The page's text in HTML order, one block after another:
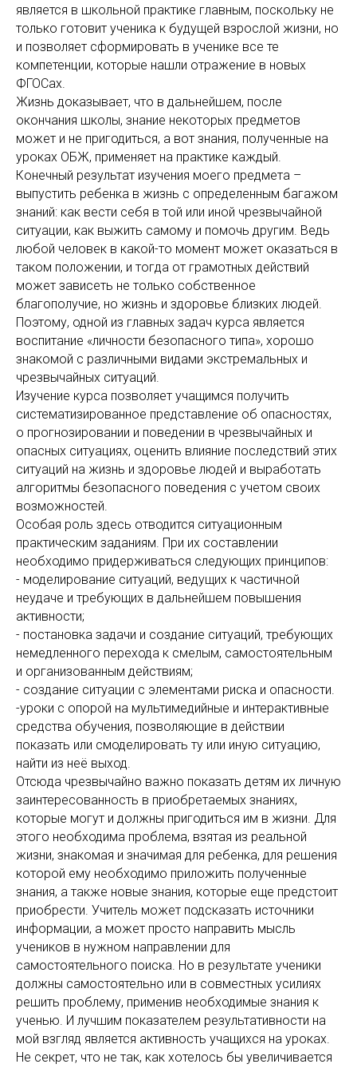
является в школьной практике главным, поскольку не
только готовит ученика к будущей взрослой жизни, но
и позволяет сформировать в ученике все те
компетенции, которые нашли отражение в новых
ФГОСах.
Жизнь доказывает, что в дальнейшем, после
окончания школы, знание некоторых предметов
может и не пригодиться, а вот знания, полученные на
уроках ОБЖ, применяет на практике каждый.
Конечный результат изучения моего предмета –
выпустить ребенка в жизнь с определенным багажом
знаний: как вести себя в той или иной чрезвычайной
ситуации, как выжить самому и помочь другим. Ведь
любой человек в какой-то момент может оказаться в
таком положении, и тогда от грамотных действий
может зависеть не только собственное
благополучие, но жизнь и здоровье близких людей.
Поэтому, одной из главных задач курса является
воспитание «личности безопасного типа», хорошо
знакомой с различными видами экстремальных и
чрезвычайных ситуаций.
Изучение курса позволяет учащимся получить
систематизированное представление об опасностях,
о прогнозировании и поведении в чрезвычайных и
опасных ситуациях, оценить влияние последствий этих
ситуаций на жизнь и здоровье людей и выработать
алгоритмы безопасного поведения с учетом своих
возможностей.
Особая роль здесь отводится ситуационным
практическим заданиям. При их составлении
необходимо придерживаться следующих принципов:
- моделирование ситуаций, ведущих к частичной
неудаче и требующих в дальнейшем повышения
активности;
- постановка задачи и создание ситуаций, требующих
немедленного перехода к смелым, самостоятельным
и организованным действиям;
- создание ситуации с элементами риска и опасности.
-уроки с опорой на мультимедийные и интерактивные
средства обучения, позволяющие в действии
показать или смоделировать ту или иную ситуацию,
найти из неё выход.
Отсюда чрезвычайно важно показать детям их личную
заинтересованность в приобретаемых знаниях,
которые могут и должны пригодиться им в жизни. Для
этого необходима проблема, взятая из реальной
жизни, знакомая и значимая для ребенка, для решения
которой ему необходимо приложить полученные
знания, а также новые знания, которые еще предстоит
приобрести. Учитель может подсказать источники
информации, а может просто направить мысль
учеников в нужном направлении для
самостоятельного поиска. Но в результате ученики
должны самостоятельно или в совместных усилиях
решить проблему, применив необходимые знания к
ученью. И лучшим показателем результативности на
мой взгляд является активность учащихся на уроках.
Не секрет, что не так, как хотелось бы увеличивается